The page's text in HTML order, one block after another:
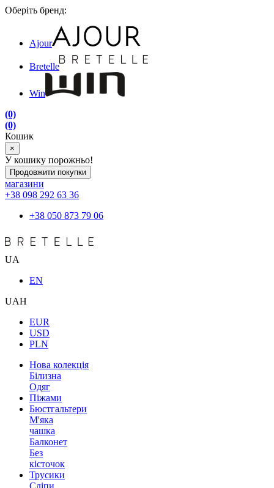
Оберіть бренд:
Ajour
Bretelle
Win
(0)
(0)
Кошик
×
У кошику порожньо!
Продовжити покупки
магазини
+38 098 292 63 36
+38 050 873 79 06
UA
EN
UAH
EUR
USD
PLN
Нова колекція
Білизна
Одяг
Піжами
Бюстгальтери
М'яка
чашка
Балконет
Без
кісточок
Трусики
Сліпи